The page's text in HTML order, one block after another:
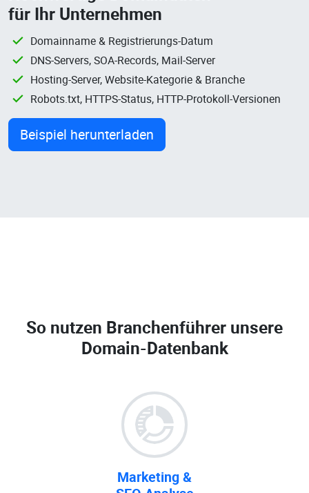
für Ihr Unternehmen
Domainname & Registrierungs-Datum
DNS-Servers, SOA-Records, Mail-Server
Hosting-Server, Website-Kategorie & Branche
Robots.txt, HTTPS-Status, HTTP-Protokoll-Versionen
Beispiel herunterladen
So nutzen Branchenführer unsere
Domain-Datenbank
Marketing &